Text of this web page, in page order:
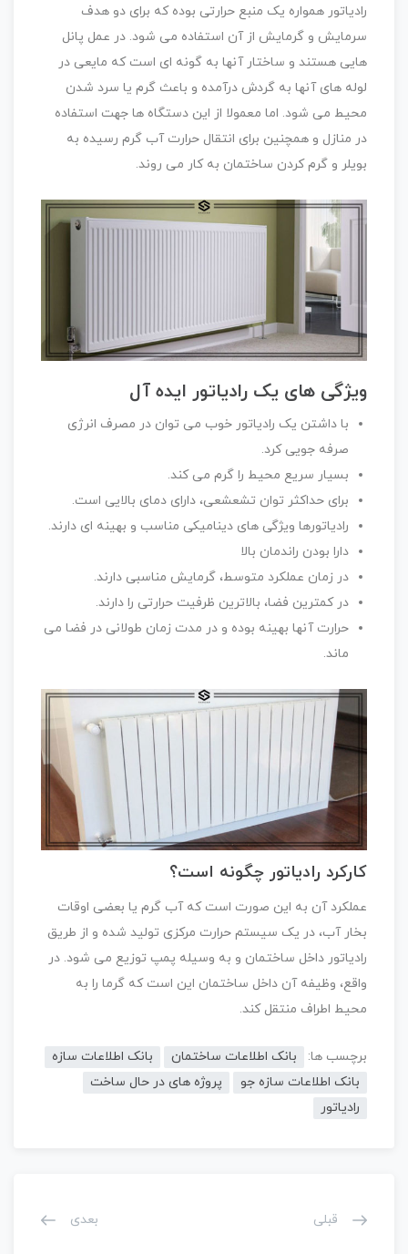
رادیاتور همواره یک منبع حرارتی بوده که برای دو هدف
سرمایش و گرمایش از آن استفاده می شود. در عمل پانل
هایی هستند و ساختار آنها به گونه ای است که مایعی در
لوله های آنها به گردش درآمده و باعث گرم یا سرد شدن
محیط می شود. اما معمولا از این دستگاه ها جهت استفاده
در منازل و همچنین برای انتقال حرارت آب گرم رسیده به
بویلر و گرم کردن ساختمان به کار می روند.
ویژگی های یک رادیاتور ایده آل
با داشتن یک رادیاتور خوب می توان در مصرف انرژی
صرفه جویی کرد.
بسیار سریع محیط را گرم می کند.
برای حداکثر توان تشعشعی، دارای دمای بالایی است.
رادیاتورها ویژگی های دینامیکی مناسب و بهینه ای دارند.
دارا بودن راندمان بالا
در زمان عملکرد متوسط، گرمایش مناسبی دارند.
در کمترین فضا، بالاترین ظرفیت حرارتی را دارند.
حرارت آنها بهینه بوده و در مدت زمان طولانی در فضا می
ماند.
کارکرد رادیاتور چگونه است؟
عملکرد آن به این صورت است که آب گرم یا بعضی اوقات
بخار آب، در یک سیستم حرارت مرکزی تولید شده و از طریق
رادیاتور داخل ساختمان و به وسیله پمپ توزیع می شود. در
واقع، وظیفه آن داخل ساختمان این است که گرما را به
محیط اطراف منتقل کند.
برچسب ها: بانک اطلاعات ساختمان
بانک اطلاعات سازه
بانک اطلاعات سازه جو
پروژه های در حال ساخت
رادیاتور
قبلی بعدی